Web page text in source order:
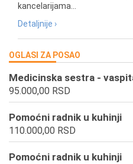
kancelarijama...
Detaljnije ›
OGLASI ZA POSAO
Medicinska sestra -
95.000,00 RSD
Pomoćni radnik u kuhinji
110.000,00 RSD
Pomoćni radnik u kuhinji